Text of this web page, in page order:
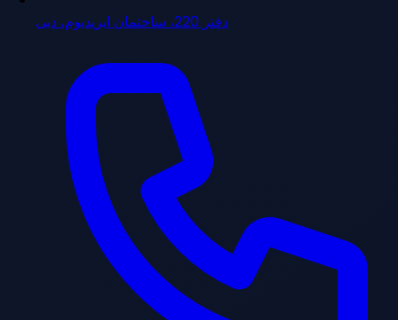
دفتر 220، ساختمان ایریدیوم، دبی